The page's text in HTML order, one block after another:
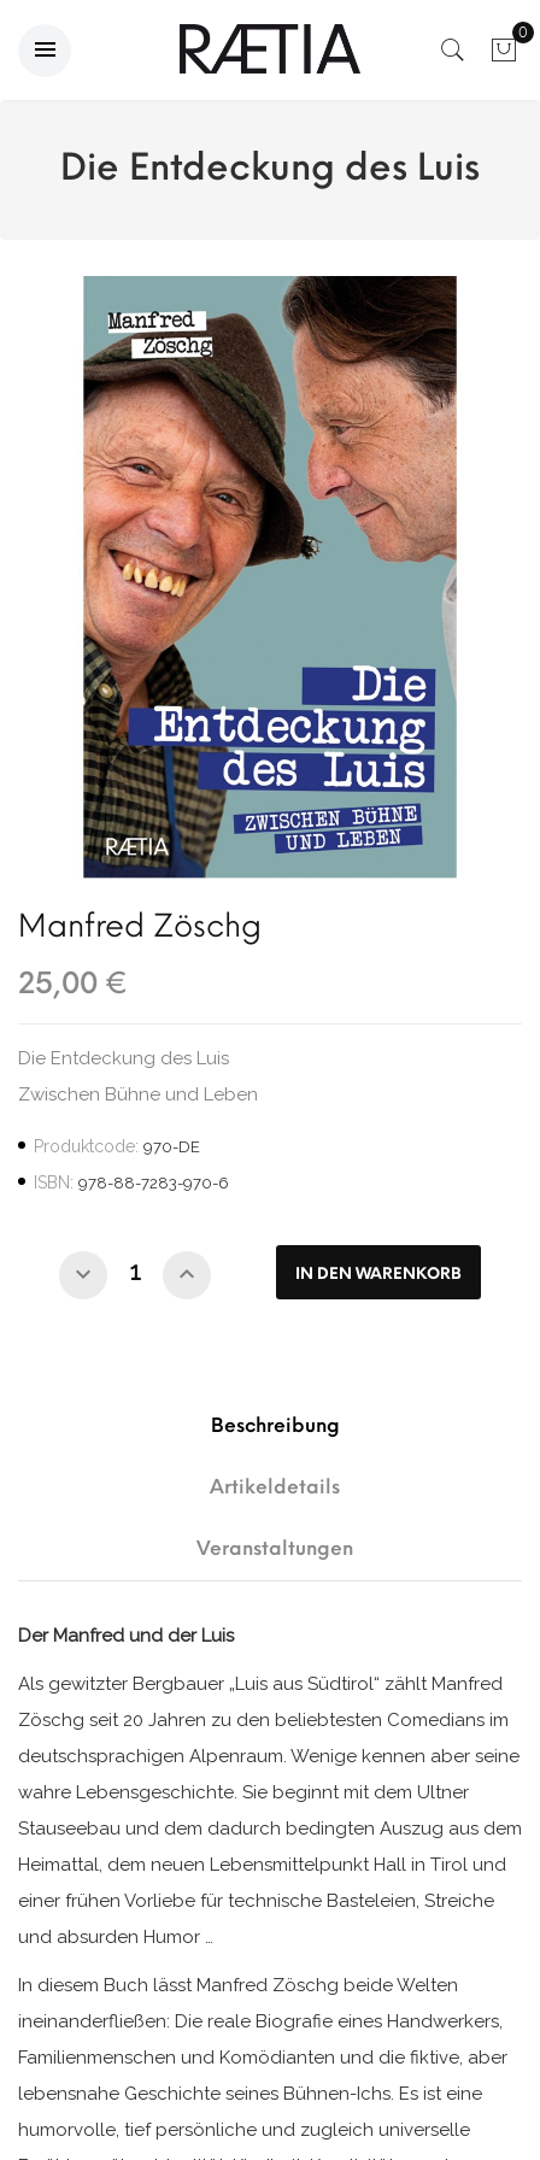
0
Die Entdeckung des Luis
Manfred Zöschg
25,00 €
Die Entdeckung des Luis
Zwischen Bühne und Leben
Produktcode: 970-DE
ISBN: 978-88-7283-970-6
IN DEN WARENKORB
Beschreibung
Artikeldetails
Veranstaltungen
Der Manfred und der Luis
Als gewitzter Bergbauer „Luis aus Südtirol“ zählt Manfred
Zöschg seit 20 Jahren zu den beliebtesten Comedians im
deutschsprachigen Alpenraum. Wenige kennen aber seine
wahre Lebensgeschichte. Sie beginnt mit dem Ultner
Stauseebau und dem dadurch bedingten Auszug aus dem
Heimattal, dem neuen Lebensmittelpunkt Hall in Tirol und
einer frühen Vorliebe für technische Basteleien, Streiche
und absurden Humor …
In diesem Buch lässt Manfred Zöschg beide Welten
ineinanderfließen: Die reale Biografie eines Handwerkers,
Familienmenschen und Komödianten und die fiktive, aber
lebensnahe Geschichte seines Bühnen-Ichs. Es ist eine
humorvolle, tief persönliche und zugleich universelle